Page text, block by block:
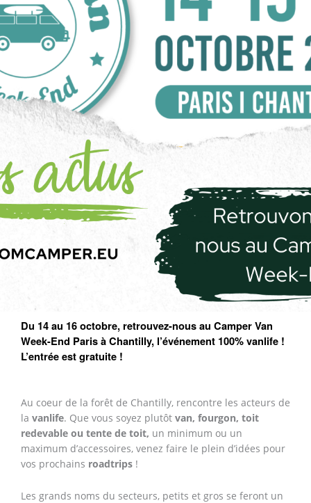
Freedom Camper participe au Camper Van Week-end 2022 !
Du 14 au 16 octobre, retrouvez-nousau Camper Van
Week-End Paris à Chantilly, l’événement 100% vanlife !
L’entrée est gratuite !
Au coeur de la forêt de Chantilly, rencontre les acteurs de
la vanlife. Que vous soyez plutôt van, fourgon, toit
redevable ou tente de toit, un minimum ou un
maximum d’accessoires, venez faire le plein d’idées pour
vos prochains roadtrips !
Les grands noms du secteurs, petits et gros se feront un